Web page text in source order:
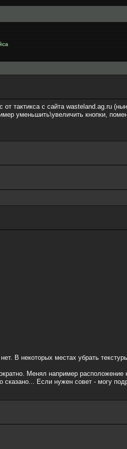
с сайта wasteland.ag.ru
уменьшить\увеличить кнопки,
В некоторых местах убрать
Менял например расположение
Если нужен совет - могу